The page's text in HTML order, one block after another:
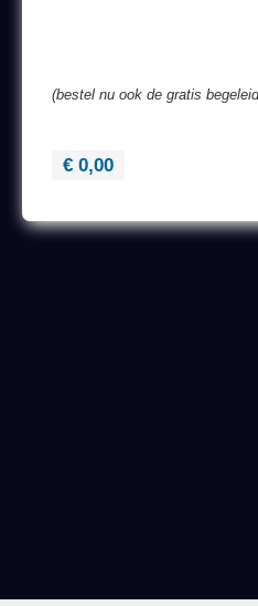
(bestel nu ook de gratis
€ 0,00